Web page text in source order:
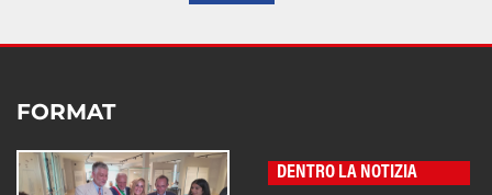
FORMAT
DENTRO LA NOTIZIA